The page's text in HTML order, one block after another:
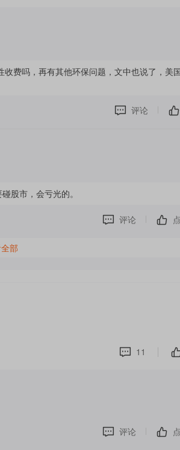
费吗，再有其他环保问题，文中也说了，美
评论
股市，会亏光的。
评论
部
11
评论